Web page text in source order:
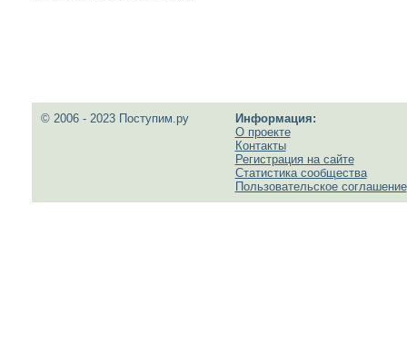
© 2006 - 2023 Поступим.ру
Информация:
О проекте
Контакты
Регистрация на сайте
Статистика сообщества
Пользовательское соглашение